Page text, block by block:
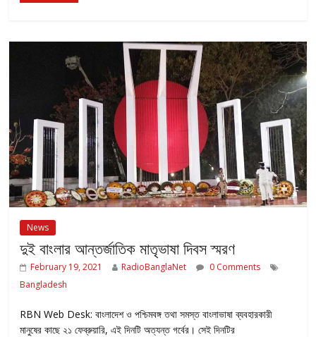
News
দুই বাংলার আন্তর্জাতিক মাতৃভাষা দিবস স্মরণ
February 19, 2021 RadioBanglaNet
0 Comments
Bangladesh
RBN Web Desk: বাংলাদেশ ও পশ্চিমবঙ্গ তথা সমস্ত বাংলাভাষা ব্যবহারকারী
মানুষের কাছে ২১ ফেব্রুয়ারি, এই দিনটি অত্যন্ত গর্বের। সেই দিনটির